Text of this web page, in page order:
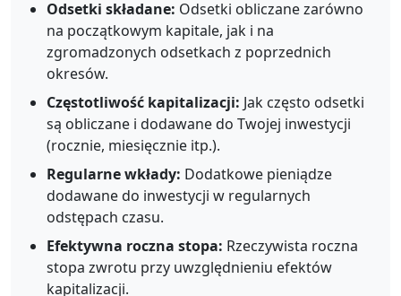
Odsetki składane: Odsetki obliczane zarówno
na początkowym kapitale, jak i na
zgromadzonych odsetkach z poprzednich
okresów.
Częstotliwość kapitalizacji: Jak często odsetki
są obliczane i dodawane do Twojej inwestycji
(rocznie, miesięcznie itp.).
Regularne wkłady: Dodatkowe pieniądze
dodawane do inwestycji w regularnych
odstępach czasu.
Efektywna roczna stopa: Rzeczywista roczna
stopa zwrotu przy uwzględnieniu efektów
kapitalizacji.